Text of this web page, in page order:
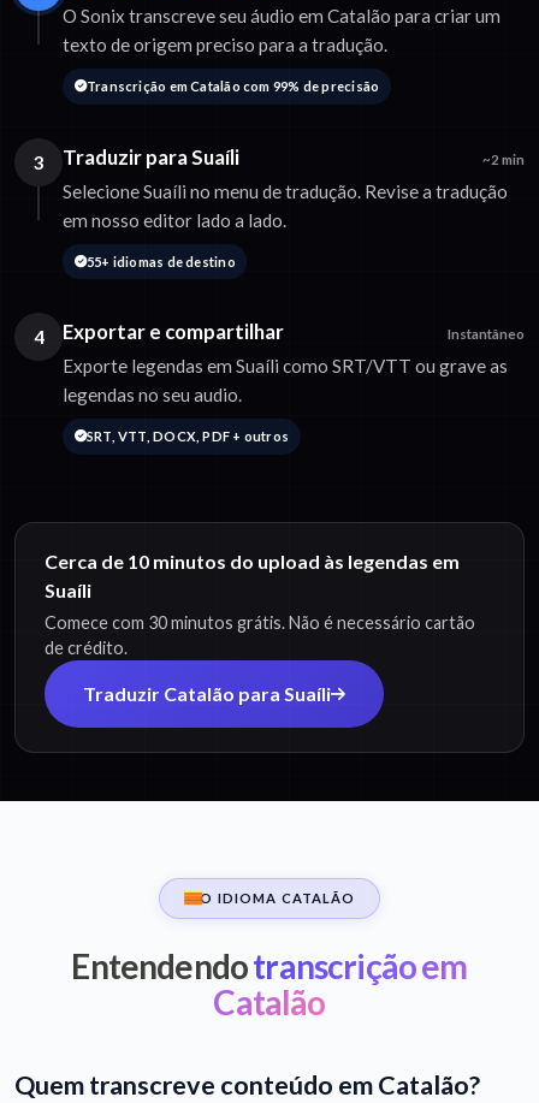
O Sonix transcreve seu áudio em Catalão para criar um
texto de origem preciso para a tradução.
Transcrição em Catalão com 99% de precisão
3 Traduzir para Suaíli ~2 min
Selecione Suaíli no menu de tradução. Revise a tradução
em nosso editor lado a lado.
55+ idiomas de destino
4 Exportar e compartilhar Instantâneo
Exporte legendas em Suaíli como SRT/VTT ou grave as
legendas no seu audio.
SRT, VTT, DOCX, PDF + outros
Cerca de 10 minutos do upload às legendas em
Suaíli
Comece com 30 minutos grátis. Não é necessário cartão
de crédito.
Traduzir Catalão para Suaíli
O IDIOMA CATALÃO
Entendendotranscrição em
Catalão
Quem transcreve conteúdo em Catalão?